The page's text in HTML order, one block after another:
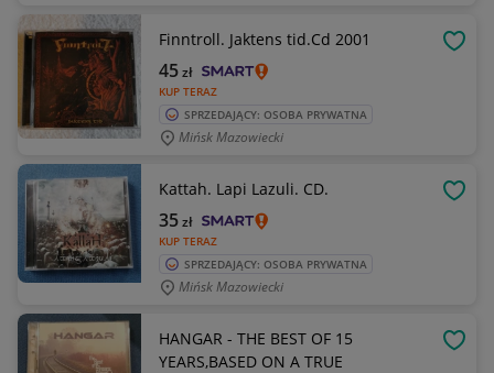
Finntroll. Jaktens tid.Cd 2001
KUP TERAZ
45zł
SPRZEDAJĄCY: OSOBA PRYWATNA
Mińsk Mazowiecki
Kattah. Lapi Lazuli. CD.
KUP TERAZ
35zł
SPRZEDAJĄCY: OSOBA PRYWATNA
Mińsk Mazowiecki
HANGAR - THE BEST OF 15
YEARS,BASED ON A TRUE